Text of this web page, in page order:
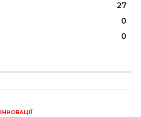
27
0
0
ІННОВАЦІЇ